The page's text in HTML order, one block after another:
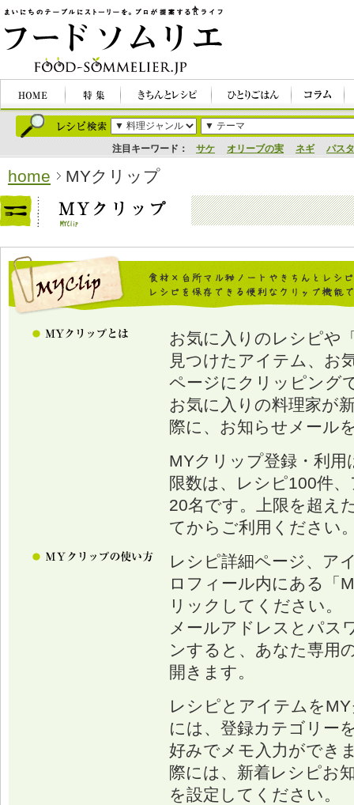
注目キーワード： サケ オリーブの実 ネギ パスタ
home MYクリップ
お気に入りのレシピや
見つけたアイテム、お
ページにクリッピング
お気に入りの料理家が
際に、お知らせメール
MYクリップ登録・利
限数は、レシピ100件
20名です。上限を超え
てからご利用ください
レシピ詳細ページ、ア
ロフィール内にある「
リックしてください。
メールアドレスとパス
ンすると、あなた専用
開きます。
レシピとアイテムを
には、登録カテゴリー
好みでメモ入力ができ
際には、新着レシピお
を設定してください。